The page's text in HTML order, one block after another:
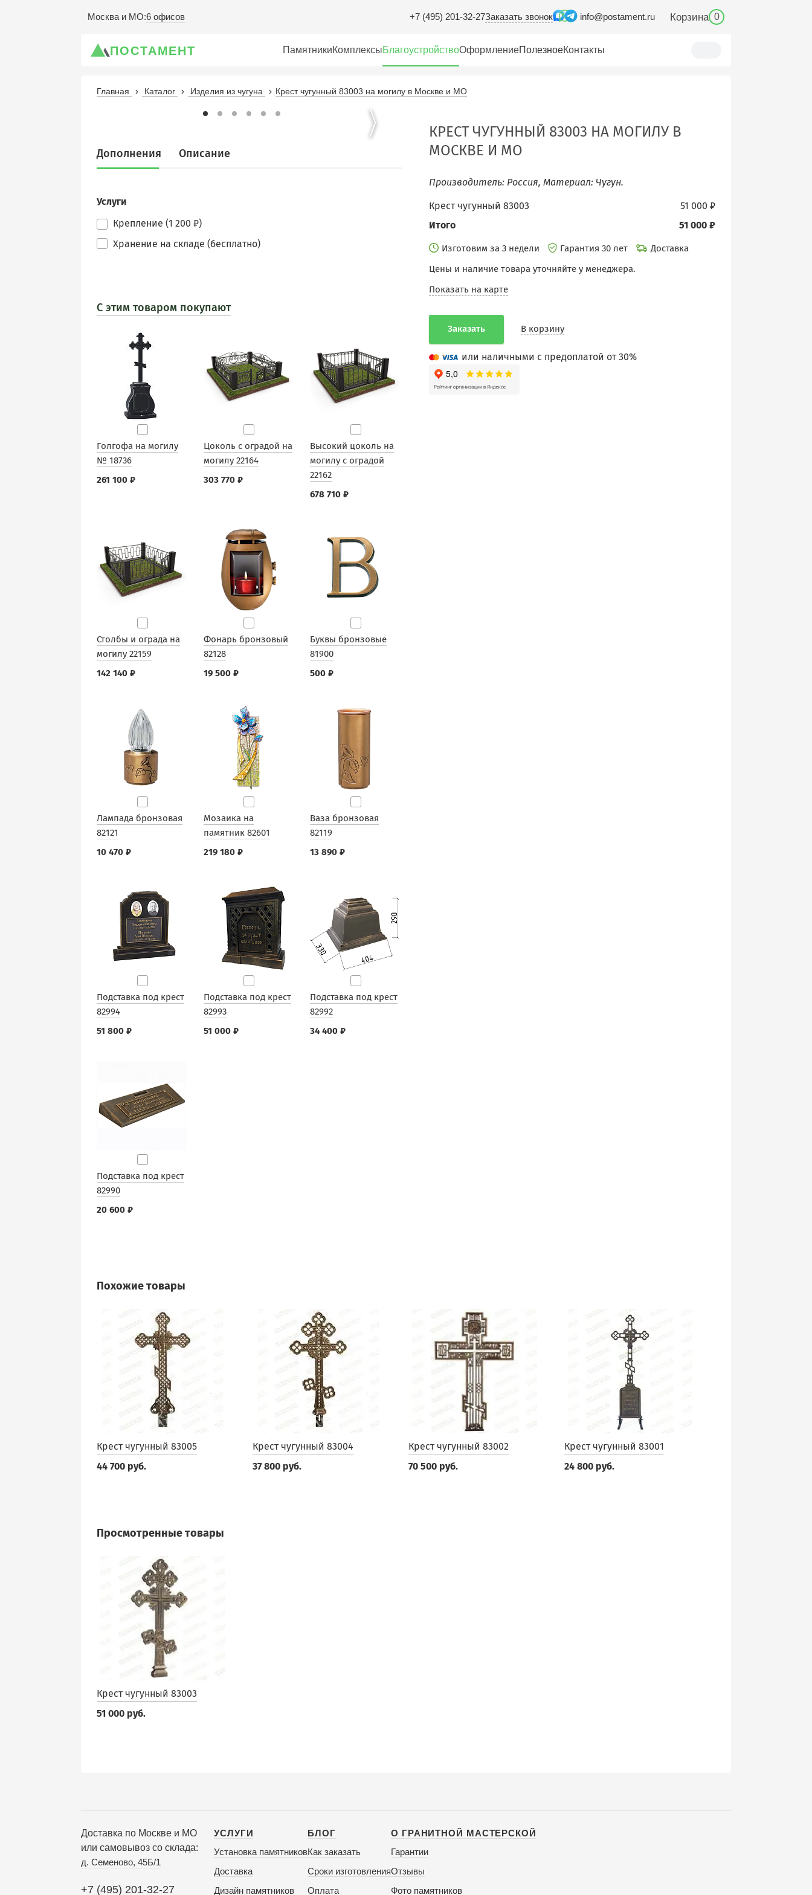
Москва и МО:6 офисов +7 (495) 201-32-27Заказать звонок info@postament.ru Корзина 0
ПОСТАМЕНТ ПамятникиКомплексыБлагоустройствоОформлениеПолезноеКонтакты
Главная Каталог Изделия из чугуна Крест чугунный 83003 на могилу в Москве и МО
Дополнения Описание
Услуги
Крепление (1 200 ₽)
Хранение на складе (бесплатно)
С этим товаром покупают
Голгофа на могилу
№ 18736
261 100 ₽
Цоколь с оградой на
могилу 22164
303 770 ₽
Высокий цоколь на
могилу с оградой
22162
678 710 ₽
Столбы и ограда на
могилу 22159
142 140 ₽
Фонарь бронзовый
82128
19 500 ₽
Буквы бронзовые
81900
500 ₽
Лампада бронзовая
82121
10 470 ₽
Мозаика на
памятник 82601
219 180 ₽
Ваза бронзовая
82119
13 890 ₽
Подставка под крест
82994
51 800 ₽
Подставка под крест
82993
51 000 ₽
Подставка под крест
82992
34 400 ₽
Подставка под крест
82990
20 600 ₽
КРЕСТ ЧУГУННЫЙ 83003 НА МОГИЛУ В
МОСКВЕ И МО
Производитель: Россия, Материал: Чугун.
51 000 ₽
Крест чугунный 83003
51 000 ₽
Итого
Изготовим за 3 недели Гарантия 30 лет
Доставка
Цены и наличие товара уточняйте у менеджера.
Показать на карте
Заказать В корзину
или наличными с предоплатой от 30%
Похожие товары
Крест чугунный 83005
44 700 руб.
Крест чугунный 83004
37 800 руб.
Крест чугунный 83002
70 500 руб.
Крест чугунный 83001
24 800 руб.
Просмотренные товары
Крест чугунный 83003
51 000 руб.
Доставка по Москве и МО
или самовывоз со склада:
д. Семеново, 45Б/1
+7 (495) 201-32-27
УСЛУГИ
Установка памятников
Доставка
Дизайн памятников
БЛОГ
Как заказать
Сроки изготовления
Оплата
О ГРАНИТНОЙ МАСТЕРСКОЙ
Гарантии
Отзывы
Фото памятников